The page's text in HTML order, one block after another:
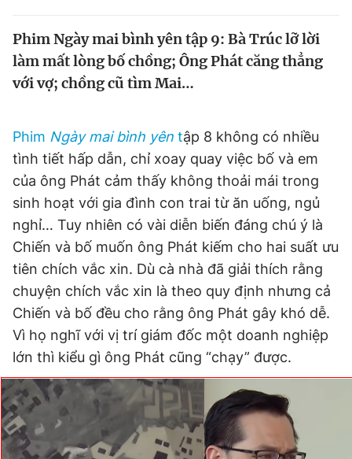
Video Magazine
Tiện ích Bạn cần biết
Thông tin tòa soạn Liên hệ quảng cáo
Đọc Thanh Niên trên điện thoại
Theo dõi báo trên
Hotline Liên hệ quảng cáo
Phim Ngày mai bình yên tập 9: Bà Trúc lỡ lời
làm mất lòng bố chồng; Ông Phát căng thẳng
với vợ; chồng cũ tìm Mai…
Phim Ngày mai bình yên tập 8 không có nhiều
tình tiết hấp dẫn, chỉ xoay quay việc bố và em
của ông Phát cảm thấy không thoải mái trong
sinh hoạt với gia đình con trai từ ăn uống, ngủ
nghỉ… Tuy nhiên có vài diễn biến đáng chú ý là
Chiến và bố muốn ông Phát kiếm cho hai suất ưu
tiên chích vắc xin. Dù cà nhà đã giải thích rằng
chuyện chích vắc xin là theo quy định nhưng cả
Chiến và bố đều cho rằng ông Phát gây khó dễ.
Vì họ nghĩ với vị trí giám đốc một doanh nghiệp
lớn thì kiểu gì ông Phát cũng “chạy” được.